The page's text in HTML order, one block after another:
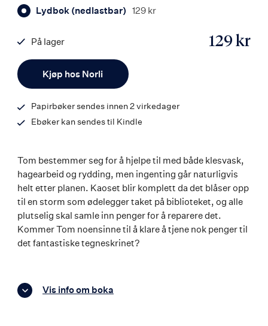
Lydbok (nedlastbar) 129 kr
Kjøp hos Norli
129 kr
På lager
9788203456435
Papirbøker sendes innen 2 virkedager
Ebøker kan sendes til Kindle
Tom bestemmer seg for å hjelpe til med både klesvask,
hagearbeid og rydding, men ingenting går naturligvis
helt etter planen. Kaoset blir komplett da det blåser opp
til en storm som ødelegger taket på biblioteket, og alle
plutselig skal samle inn penger for å reparere det.
Kommer Tom noensinne til å klare å tjene nok penger til
det fantastiske tegneskrinet?
Vis info om boka